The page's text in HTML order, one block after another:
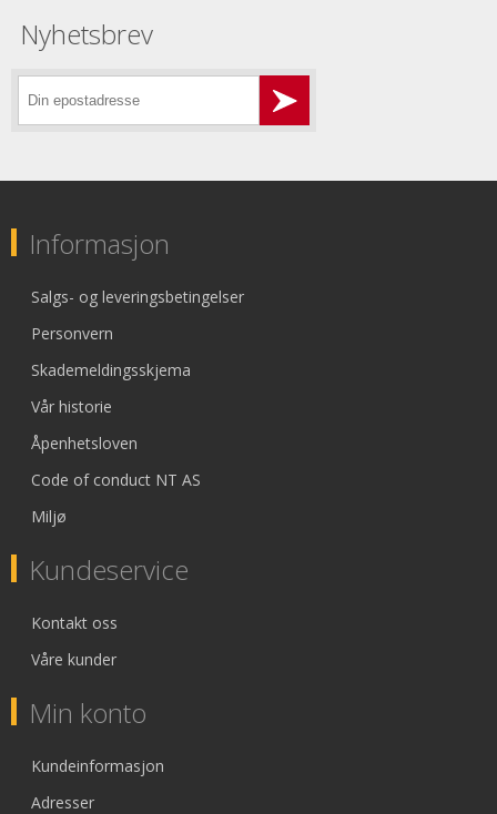
Nyhetsbrev
Informasjon
Salgs- og leveringsbetingelser
Personvern
Skademeldingsskjema
Vår historie
Åpenhetsloven
Code of conduct NT AS
Miljø
Kundeservice
Kontakt oss
Våre kunder
Min konto
Kundeinformasjon
Adresser